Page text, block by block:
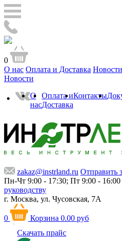
0
О нас Оплата и Доставка Новости
Новости
О
нас
Оплата и
Доставка
Контакты
zakaz@instrland.ru Отправить
Пн-Чт 9:00 - 17:30; Пт 9:00 - 16:00
руководству
г. Москва, ул. Чусовская, 7А
0 Корзина 0.00 руб
Скачать прайс